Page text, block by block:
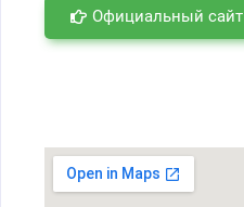
Официальный сайт